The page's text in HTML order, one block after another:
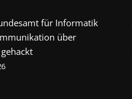
für Informatik
über